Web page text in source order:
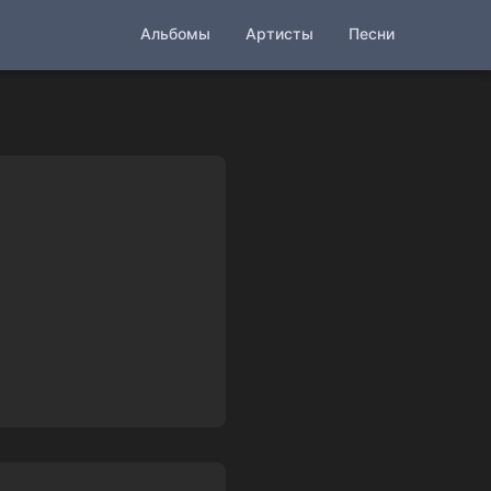
Альбомы Артисты Песни